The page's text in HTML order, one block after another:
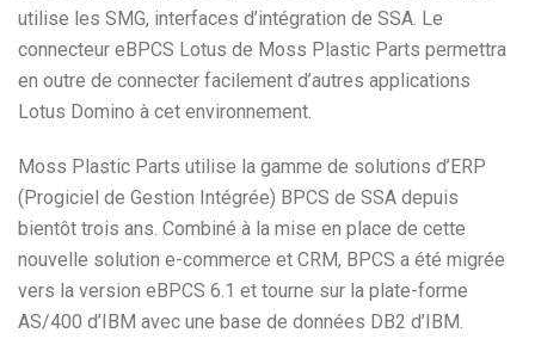
utilise les SMG, interfaces d’intégration de SSA. Le
connecteur eBPCS Lotus de Moss Plastic Parts permettra
en outre de connecter facilement d’autres applications
Lotus Domino à cet environnement.
Moss Plastic Parts utilise la gamme de solutions d’ERP
(Progiciel de Gestion Intégrée) BPCS de SSA depuis
bientôt trois ans. Combiné à la mise en place de cette
nouvelle solution e-commerce et CRM, BPCS a été migrée
vers la version eBPCS 6.1 et tourne sur la plate-forme
AS/400 d’IBM avec une base de données DB2 d’IBM.